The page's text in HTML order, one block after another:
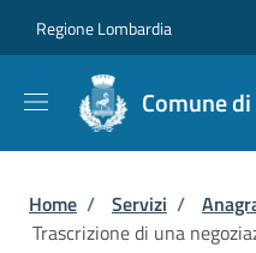
Regione Lombardia
Comune
Briciole di
Home / Servizi /
Trascrizione di una